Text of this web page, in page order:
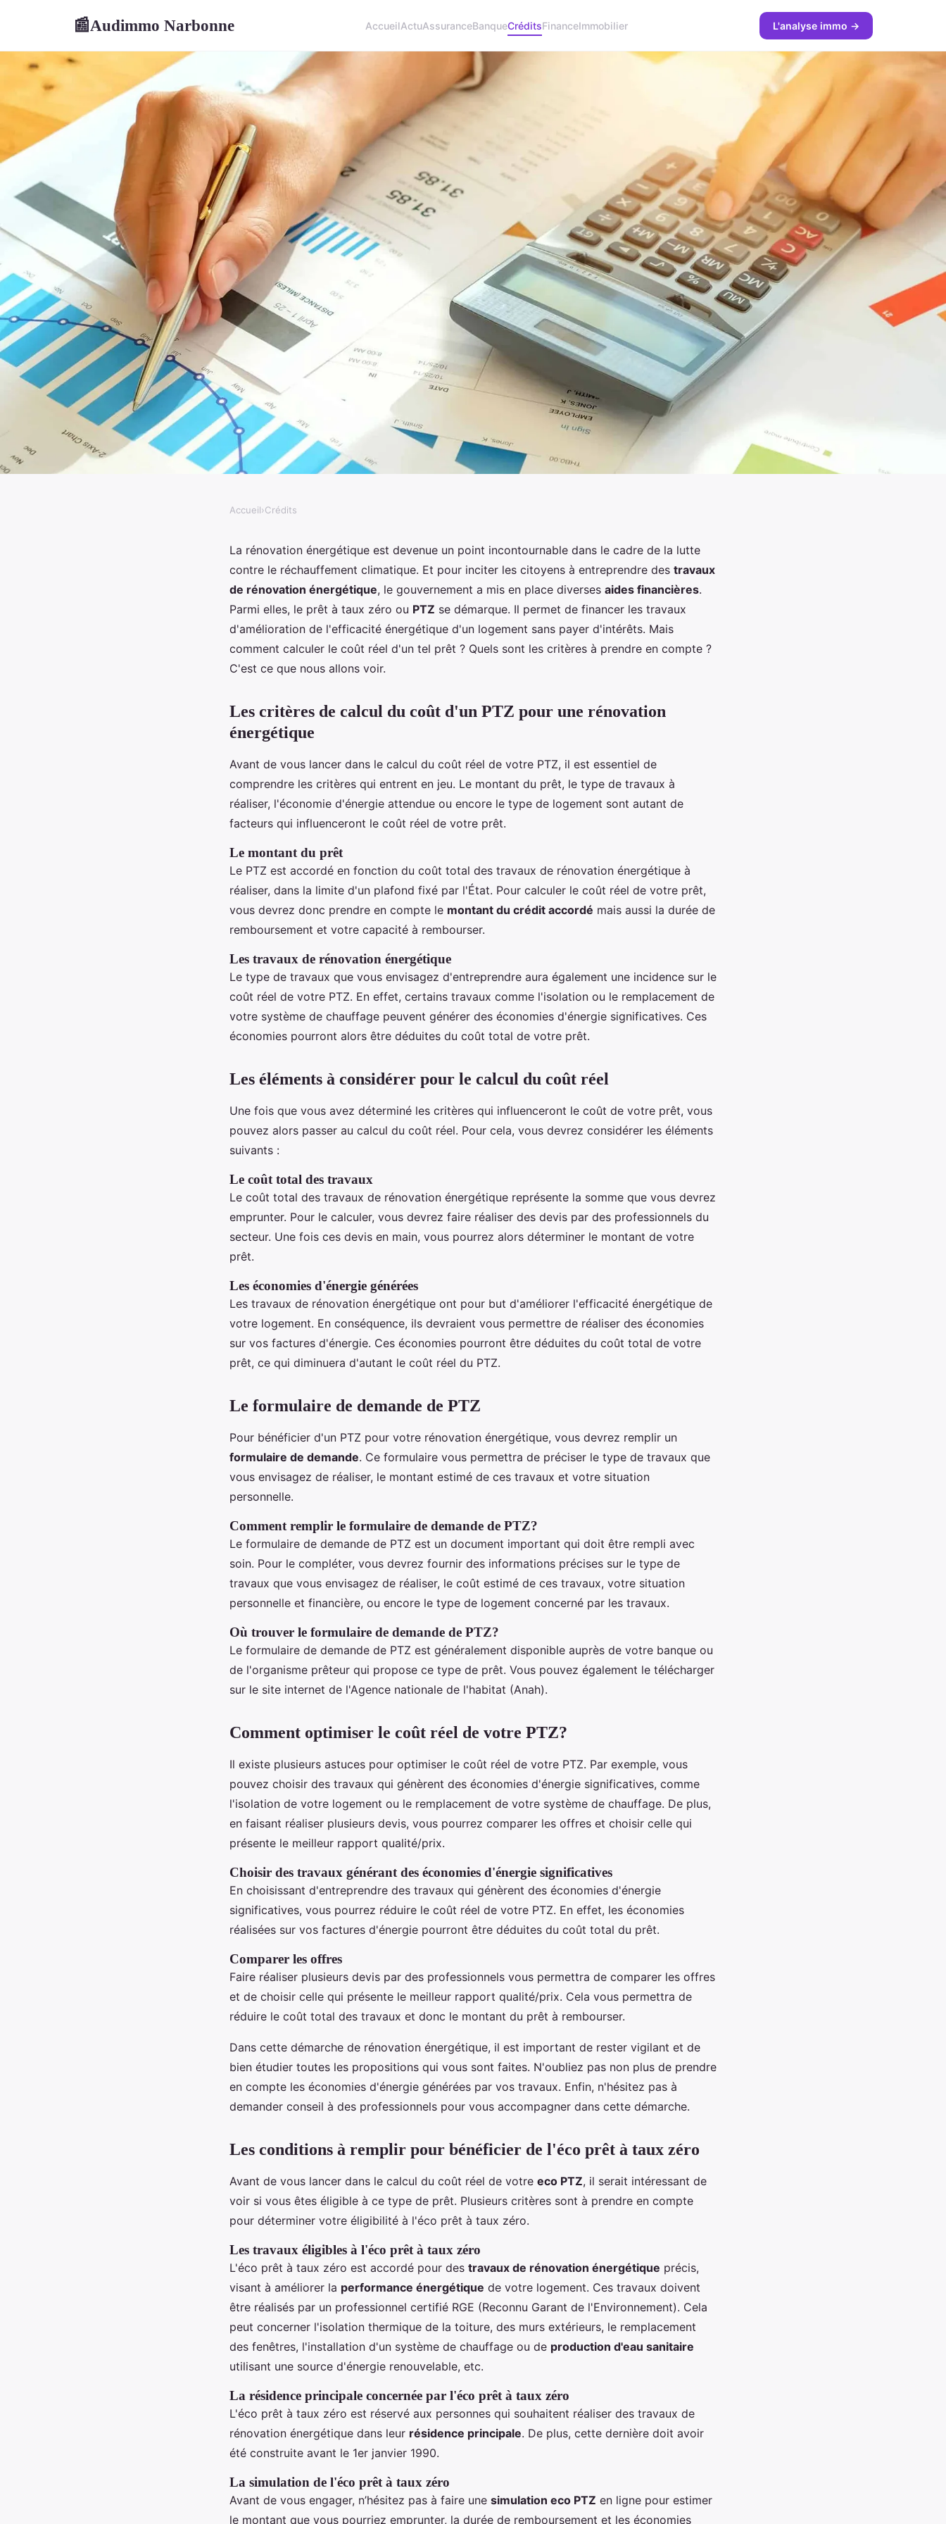
📰Audimmo Narbonne AccueilActuAssuranceBanqueCréditsFinanceImmobilier L'analyse immo →
Comment calculer le coût réel d'un prêt à
taux zéro pour une rénovation
Accueil›Crédits
La rénovation énergétique est devenue un point incontournable dans le cadre de la lutte
contre le réchauffement climatique. Et pour inciter les citoyens à entreprendre des travaux
de rénovation énergétique, le gouvernement a mis en place diverses aides financières.
Parmi elles, le prêt à taux zéro ou PTZ se démarque. Il permet de financer les travaux
d'amélioration de l'efficacité énergétique d'un logement sans payer d'intérêts. Mais
comment calculer le coût réel d'un tel prêt ? Quels sont les critères à prendre en compte ?
C'est ce que nous allons voir.
Les critères de calcul du coût d'un PTZ pour une rénovation
énergétique
Avant de vous lancer dans le calcul du coût réel de votre PTZ, il est essentiel de
comprendre les critères qui entrent en jeu. Le montant du prêt, le type de travaux à
réaliser, l'économie d'énergie attendue ou encore le type de logement sont autant de
facteurs qui influenceront le coût réel de votre prêt.
Le montant du prêt
Le PTZ est accordé en fonction du coût total des travaux de rénovation énergétique à
réaliser, dans la limite d'un plafond fixé par l'État. Pour calculer le coût réel de votre prêt,
vous devrez donc prendre en compte le montant du crédit accordé mais aussi la durée de
remboursement et votre capacité à rembourser.
Les travaux de rénovation énergétique
Le type de travaux que vous envisagez d'entreprendre aura également une incidence sur le
coût réel de votre PTZ. En effet, certains travaux comme l'isolation ou le remplacement de
votre système de chauffage peuvent générer des économies d'énergie significatives. Ces
économies pourront alors être déduites du coût total de votre prêt.
Les éléments à considérer pour le calcul du coût réel
Une fois que vous avez déterminé les critères qui influenceront le coût de votre prêt, vous
pouvez alors passer au calcul du coût réel. Pour cela, vous devrez considérer les éléments
suivants :
Le coût total des travaux
Le coût total des travaux de rénovation énergétique représente la somme que vous devrez
emprunter. Pour le calculer, vous devrez faire réaliser des devis par des professionnels du
secteur. Une fois ces devis en main, vous pourrez alors déterminer le montant de votre
prêt.
Les économies d'énergie générées
Les travaux de rénovation énergétique ont pour but d'améliorer l'efficacité énergétique de
votre logement. En conséquence, ils devraient vous permettre de réaliser des économies
sur vos factures d'énergie. Ces économies pourront être déduites du coût total de votre
prêt, ce qui diminuera d'autant le coût réel du PTZ.
Le formulaire de demande de PTZ
Pour bénéficier d'un PTZ pour votre rénovation énergétique, vous devrez remplir un
formulaire de demande. Ce formulaire vous permettra de préciser le type de travaux que
vous envisagez de réaliser, le montant estimé de ces travaux et votre situation
personnelle.
Comment remplir le formulaire de demande de PTZ?
Le formulaire de demande de PTZ est un document important qui doit être rempli avec
soin. Pour le compléter, vous devrez fournir des informations précises sur le type de
travaux que vous envisagez de réaliser, le coût estimé de ces travaux, votre situation
personnelle et financière, ou encore le type de logement concerné par les travaux.
Où trouver le formulaire de demande de PTZ?
Le formulaire de demande de PTZ est généralement disponible auprès de votre banque ou
de l'organisme prêteur qui propose ce type de prêt. Vous pouvez également le télécharger
sur le site internet de l'Agence nationale de l'habitat (Anah).
Comment optimiser le coût réel de votre PTZ?
Il existe plusieurs astuces pour optimiser le coût réel de votre PTZ. Par exemple, vous
pouvez choisir des travaux qui génèrent des économies d'énergie significatives, comme
l'isolation de votre logement ou le remplacement de votre système de chauffage. De plus,
en faisant réaliser plusieurs devis, vous pourrez comparer les offres et choisir celle qui
présente le meilleur rapport qualité/prix.
Choisir des travaux générant des économies d'énergie significatives
En choisissant d'entreprendre des travaux qui génèrent des économies d'énergie
significatives, vous pourrez réduire le coût réel de votre PTZ. En effet, les économies
réalisées sur vos factures d'énergie pourront être déduites du coût total du prêt.
Comparer les offres
Faire réaliser plusieurs devis par des professionnels vous permettra de comparer les offres
et de choisir celle qui présente le meilleur rapport qualité/prix. Cela vous permettra de
réduire le coût total des travaux et donc le montant du prêt à rembourser.
Dans cette démarche de rénovation énergétique, il est important de rester vigilant et de
bien étudier toutes les propositions qui vous sont faites. N'oubliez pas non plus de prendre
en compte les économies d'énergie générées par vos travaux. Enfin, n'hésitez pas à
demander conseil à des professionnels pour vous accompagner dans cette démarche.
Les conditions à remplir pour bénéficier de l'éco prêt à taux zéro
Avant de vous lancer dans le calcul du coût réel de votre eco PTZ, il serait intéressant de
voir si vous êtes éligible à ce type de prêt. Plusieurs critères sont à prendre en compte
pour déterminer votre éligibilité à l'éco prêt à taux zéro.
Les travaux éligibles à l'éco prêt à taux zéro
L'éco prêt à taux zéro est accordé pour des travaux de rénovation énergétique précis,
visant à améliorer la performance énergétique de votre logement. Ces travaux doivent
être réalisés par un professionnel certifié RGE (Reconnu Garant de l'Environnement). Cela
peut concerner l'isolation thermique de la toiture, des murs extérieurs, le remplacement
des fenêtres, l'installation d'un système de chauffage ou de production d'eau sanitaire
utilisant une source d'énergie renouvelable, etc.
La résidence principale concernée par l'éco prêt à taux zéro
L'éco prêt à taux zéro est réservé aux personnes qui souhaitent réaliser des travaux de
rénovation énergétique dans leur résidence principale. De plus, cette dernière doit avoir
été construite avant le 1er janvier 1990.
La simulation de l'éco prêt à taux zéro
Avant de vous engager, n’hésitez pas à faire une simulation eco PTZ en ligne pour estimer
le montant que vous pourriez emprunter, la durée de remboursement et les économies